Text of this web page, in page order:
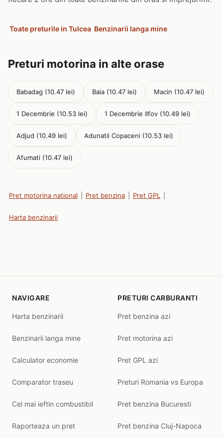
Toate preturile in Tulcea Benzinarii langa mine
Preturi motorina in alte orase
Babadag (10.47 lei) Baia (10.47 lei) Macin (10.47 lei)
1 Decembrie (10.53 lei) 1 Decembrie Ilfov (10.49 lei)
Adjud (10.49 lei) Adunatii Copaceni (10.53 lei)
Afumati (10.47 lei)
Pret motorina national Pret benzina Pret GPL
Harta benzinarii
NAVIGARE
Harta benzinarii
Benzinarii langa mine
Calculator economie
Comparator traseu
Cel mai ieftin combustibil
Raporteaza un pret
PRETURI CARBURANTI
Pret benzina azi
Pret motorina azi
Pret GPL azi
Preturi Romania vs Europa
Pret benzina Bucuresti
Pret benzina Cluj-Napoca